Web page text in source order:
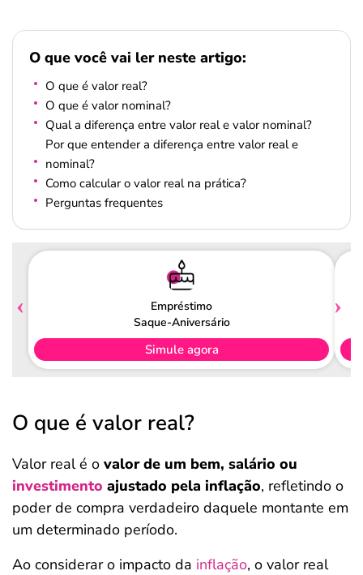
O que você vai ler neste artigo:
O que é valor real?
O que é valor nominal?
Qual a diferença entre valor real e valor nominal?
Por que entender a diferença entre valor real e
nominal?
Como calcular o valor real na prática?
Perguntas frequentes
Empréstimo
Saque-Aniversário
Simule agora
O que é valor real?
Valor real é o valor de um bem, salário ou
investimento ajustado pela inflação, refletindo o
poder de compra verdadeiro daquele montante em
um determinado período.
Ao considerar o impacto da inflação, o valor real